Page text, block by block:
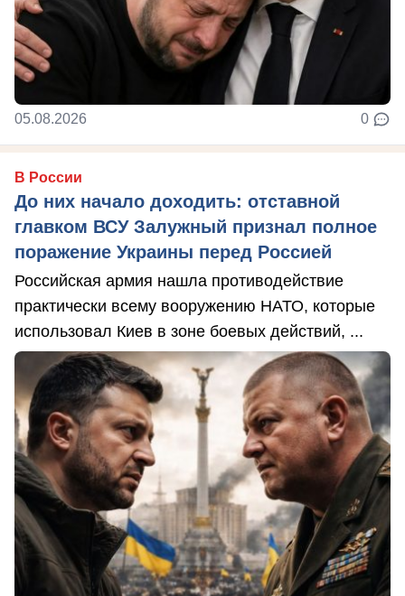
05.08.2026 0
В России
До них начало доходить: отставной
главком ВСУ Залужный признал полное
поражение Украины перед Россией
Российская армия нашла противодействие
практически всему вооружению НАТО, которые
использовал Киев в зоне боевых действий, ...